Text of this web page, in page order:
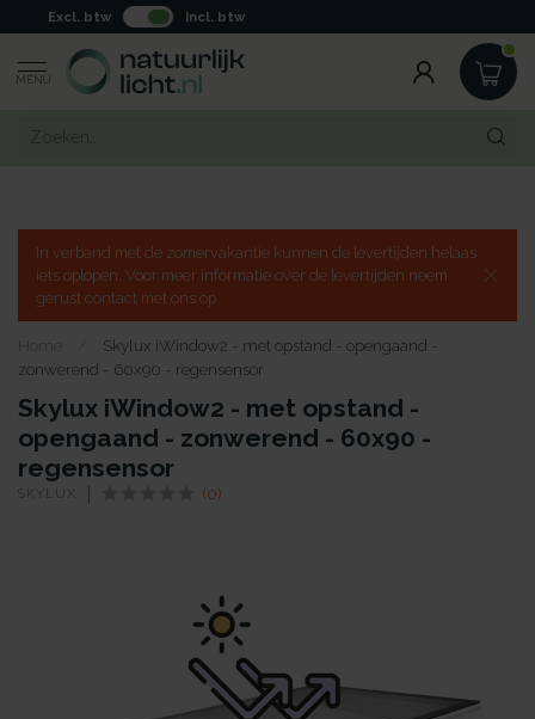
Excl. btw Incl. btw
MENU
In verband met de zomervakantie kunnen de levertijden helaas
iets oplopen. Voor meer informatie over de levertijden neem
gerust contact met ons op.
Home
Skylux iWindow2 - met opstand - opengaand -
zonwerend - 60x90 - regensensor
Skylux iWindow2 - met opstand -
opengaand - zonwerend - 60x90 -
regensensor
SKYLUX (0)